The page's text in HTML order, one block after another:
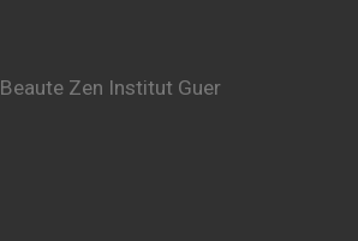
Zen Institut Guer